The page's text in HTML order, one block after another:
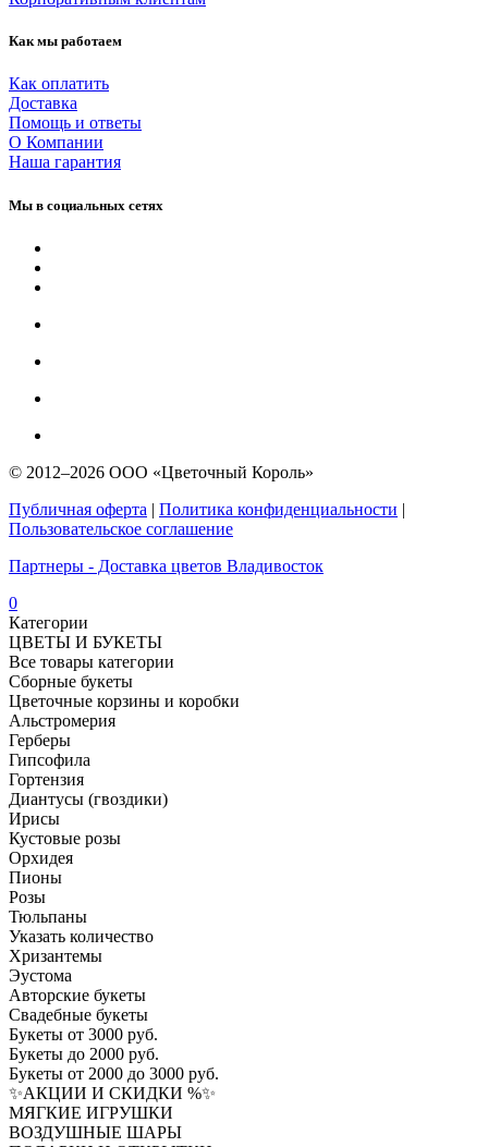
Как мы работаем
Как оплатить
Доставка
Помощь и ответы
О Компании
Наша гарантия
Мы в социальных сетях
© 2012–2026 ООО «Цветочный Король»
Публичная оферта | Политика конфиденциальности |
Пользовательское соглашение
Партнеры - Доставка цветов Владивосток
0
Категории
ЦВЕТЫ И БУКЕТЫ
Все товары категории
Сборные букеты
Цветочные корзины и коробки
Альстромерия
Герберы
Гипсофила
Гортензия​
Диантусы (гвоздики)
Ирисы
Кустовые розы
Орхидея
Пионы
Розы
Тюльпаны
Указать количество
Хризантемы
Эустома
Авторские букеты
Свадебные букеты
Букеты от 3000 руб.
Букеты до 2000 руб.
Букеты от 2000 до 3000 руб.
✨АКЦИИ И СКИДКИ %✨
МЯГКИЕ ИГРУШКИ
ВОЗДУШНЫЕ ШАРЫ